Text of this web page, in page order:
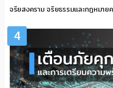
จริยสงคราม จริยธรรมและกฎหมาย
4